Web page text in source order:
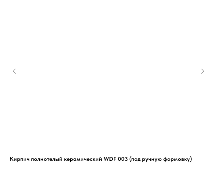
Кирпич полнотелый керамический WDF 003 (под ручную формовку)